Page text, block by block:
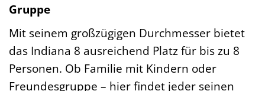
Gruppe
Mit seinem großzügigen Durchmesser bietet
das Indiana 8 ausreichend Platz für bis zu 8
Personen. Ob Familie mit Kindern oder
Freundesgruppe – hier findet jeder seinen